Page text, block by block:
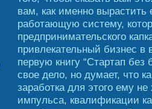
вам, как именно
работающую систему,
предпринимательского
привлекательный бизнес
первую книгу “Стартап без
свое дело, но думает, что
заработка для этого ему
импульса, квалификации